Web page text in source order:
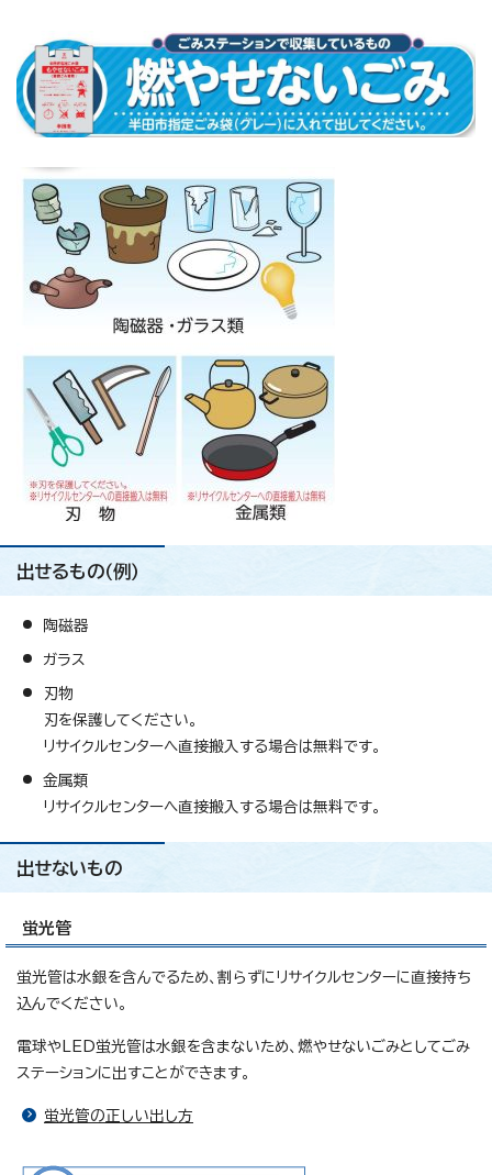
出せるもの（例）
陶磁器
ガラス
刃物
刃を保護してください。
リサイクルセンターへ直接搬入する場合は無料です。
金属類
リサイクルセンターへ直接搬入する場合は無料です。
出せないもの
蛍光管
蛍光管は水銀を含んでるため、割らずにリサイクルセンターに直接持ち
込んでください。
電球やLED蛍光管は水銀を含まないため、燃やせないごみとしてごみ
ステーションに出すことができます。
蛍光管の正しい出し方